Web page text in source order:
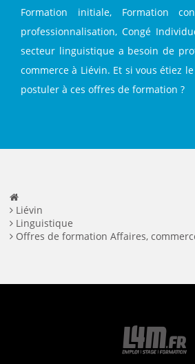
Formation initiale, Formation
professionnalisation, Congé
secteur linguistique a besoin de
commerce à Liévin. Et si vous étiez
postuler à ces offres de formation ?
Liévin
Linguistique
Offres de formation Affaires,